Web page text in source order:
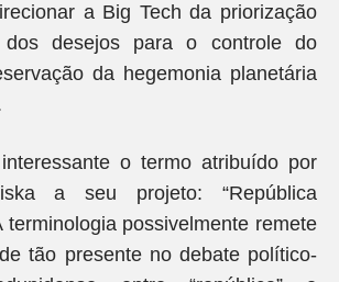
a Big Tech da priorização
dos desejos para o controle do
da hegemonia planetária
o termo atribuído por
a seu projeto: “República
terminologia possivelmente remete
tão presente no debate político-